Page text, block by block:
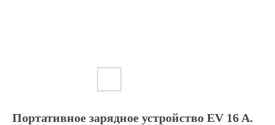
Портативное зарядное устройство EV 16 A.